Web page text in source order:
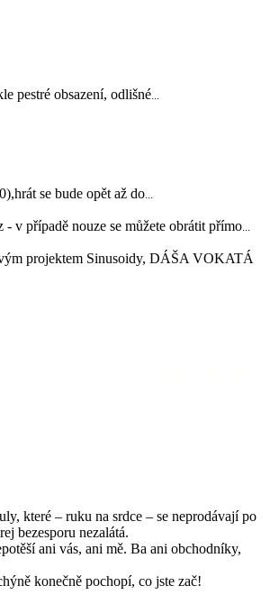
pestré obsazení, odlišné...
se bude opět až do...
případě nouze se můžete obrátit přímo...
projektem Sinusoidy, DÁŠA VOKATÁ
které – ruku na srdce – se neprodávají po
bezesporu nezalátá.
ani vás, ani mě. Ba ani obchodníky,
konečně pochopí, co jste zač!